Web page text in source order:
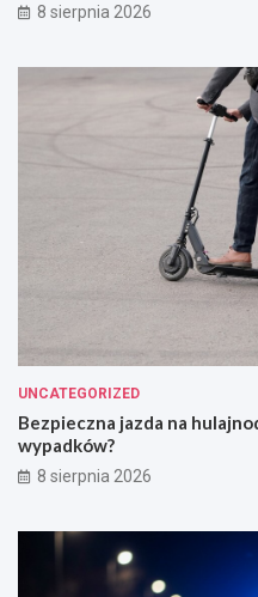
8 sierpnia 2026
UNCATEGORIZED
Bezpieczna jazda na
wypadków?
8 sierpnia 2026